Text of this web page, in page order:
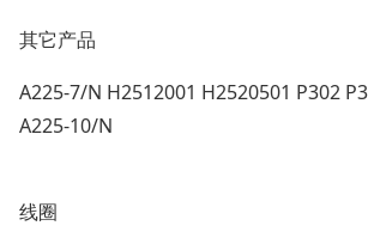
其它产品
A225-7/N H2512001 H2520501 P302
A225-10/N
线圈